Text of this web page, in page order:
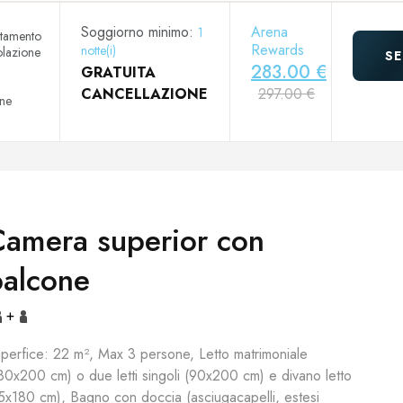
Soggiorno minimo: 1
notte(i)
GRATUITA
CANCELLAZIONE
Arena
Rewards
283.00 €
297.00 €
superior con
+
22 m², Max 3 persone, Letto matrimoniale
cm) o due letti singoli (90x200 cm) e divano letto
cm), Bagno con doccia (asciugacapelli, estesi